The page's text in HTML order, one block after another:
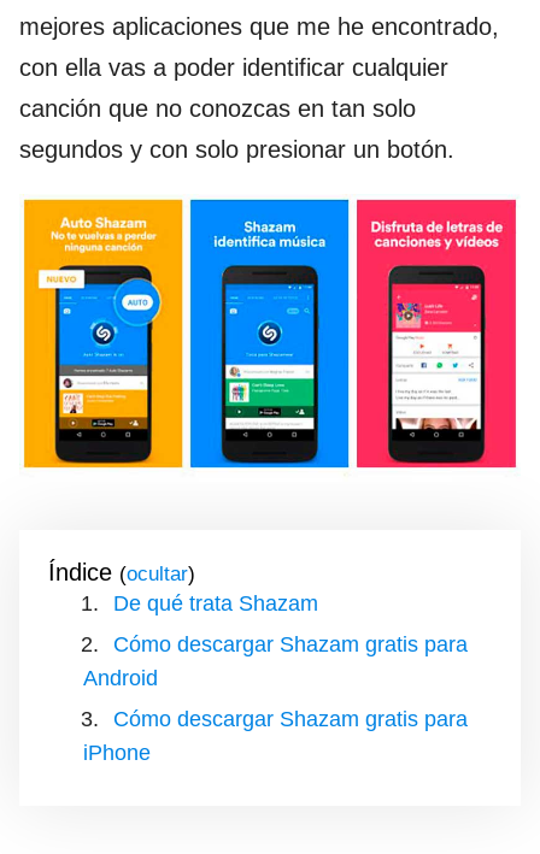
mejores aplicaciones que me he encontrado,
con ella vas a poder identificar cualquier
canción que no conozcas en tan solo
segundos y con solo presionar un botón.
Índice ( )
De qué trata Shazam
Cómo descargar Shazam gratis para
Android
Cómo descargar Shazam gratis para
iPhone